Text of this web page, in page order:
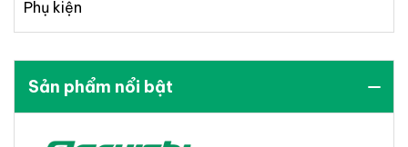
Phụ kiện
Sản phẩm nổi bật